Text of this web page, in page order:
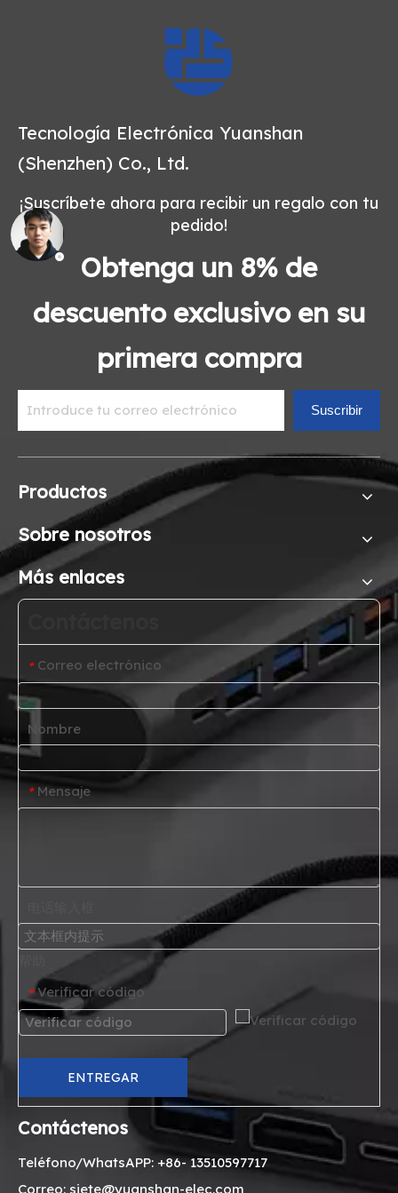
Tecnología Electrónica Yuanshan
(Shenzhen) Co., Ltd.
¡Suscríbete ahora para recibir un regalo con tu
pedido!
Obtenga un 8% de
descuento exclusivo en su
primera compra
Suscribir
Productos
Sobre nosotros
Más enlaces
* Correo electrónico
Nombre
* Mensaje
* Verificar código
ENTREGAR
Contáctenos
Teléfono/WhatsAPP: +86- 13510597717
Correo: siete@yuanshan-elec.com